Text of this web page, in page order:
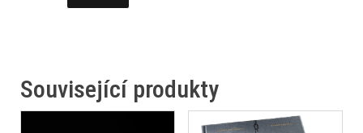
Související produkty